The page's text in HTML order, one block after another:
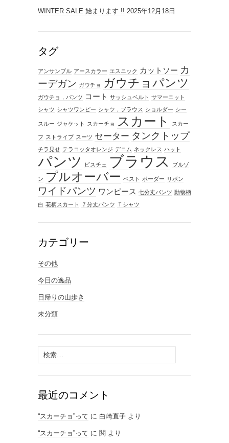
WINTER SALE 始まります !! 2025年12月18日
タグ
アンサンブル アースカラー エスニック カットソー カ
ーデガン ガウチョ ガウチョパンツ
ガウチョ，パンツ コート サッシュベルト サマーニット
シャツ シャツワンピー シャツ，ブラウス ショルダー シー
スルー ジャケット スカーチョ スカート スカー
フ ストライプ スーツ セーター タンクトップ
チラ見せ テラコッタオレンジ デニム ネックレス ハット
パンツ ビスチェ ブラウス ブルゾ
ン プルオーバー ベスト ボーダー リボン
ワイドパンツ ワンピース 七分丈パンツ 動物柄
白 花柄スカート ７分丈パンツ Ｔシャツ
カテゴリー
その他
今日の逸品
日帰りの山歩き
未分類
検
索:
最近のコメント
“スカーチョ”って に 白崎直子 より
“スカーチョ”って に 関 より